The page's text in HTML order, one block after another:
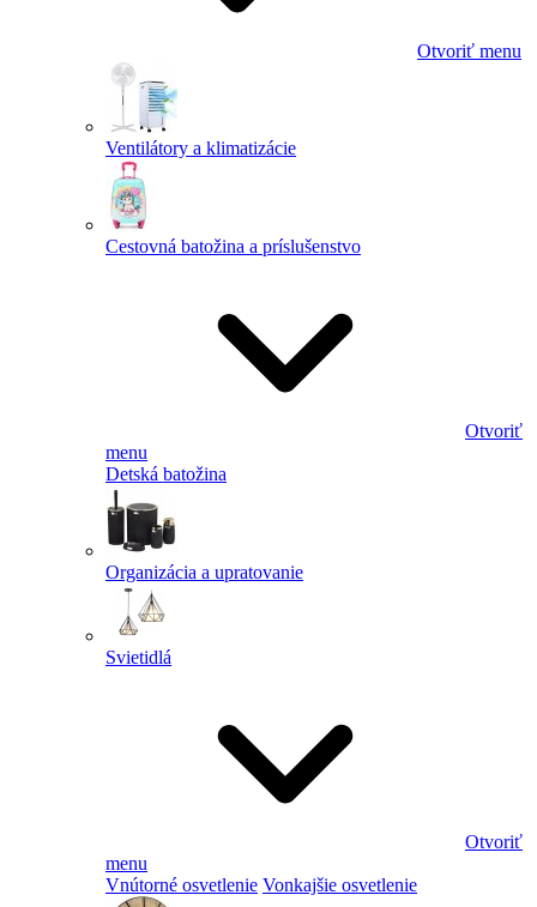
Otvoriť menu
Ventilátory a klimatizácie
Cestovná batožina a príslušenstvo
Otvoriť
menu
Detská batožina
Organizácia a upratovanie
Svietidlá
Otvoriť
menu
Vnútorné osvetlenie Vonkajšie osvetlenie